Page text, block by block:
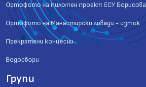
Ортофото на пилотен проект ЕСУ Борисова
Ортофото на Манастирски ливади - изток
Прекратени концесии
Водосбори
Групи